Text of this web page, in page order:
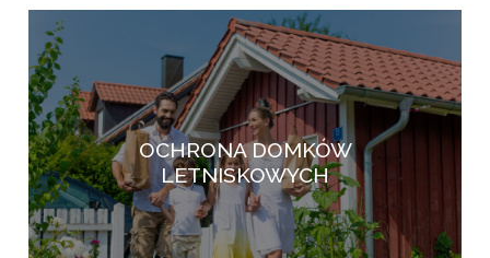
OCHRONA DOMKÓW
LETNISKOWYCH